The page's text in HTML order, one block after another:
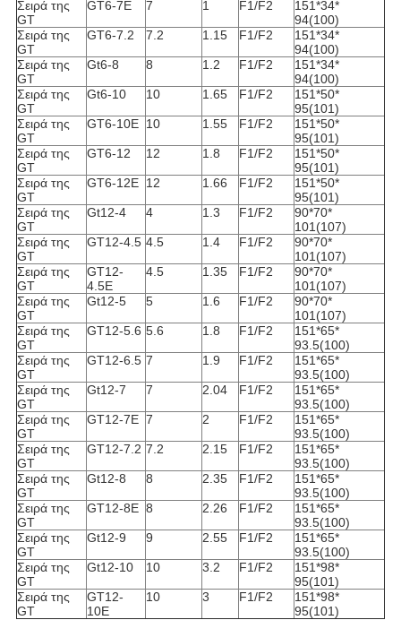
Σειρά της
GT
GT6-7E 7 1 F1/F2
151*34*
94(100)
Σειρά της
GT
GT6-7.2 7.2 1.15 F1/F2
151*34*
94(100)
Σειρά της
GT
Gt6-8 8 1.2 F1/F2
151*34*
94(100)
Σειρά της
GT
Gt6-10 10 1.65 F1/F2
151*50*
95(101)
Σειρά της
GT
GT6-10E 10 1.55 F1/F2
151*50*
95(101)
Σειρά της
GT
GT6-12 12 1.8 F1/F2
151*50*
95(101)
Σειρά της
GT
GT6-12E 12 1.66 F1/F2
151*50*
95(101)
Σειρά της
GT
Gt12-4 4 1.3 F1/F2
90*70*
101(107)
Σειρά της
GT
GT12-4.5 4.5 1.4 F1/F2
90*70*
101(107)
Σειρά της
GT
GT12-
4.5E
4.5 1.35 F1/F2
90*70*
101(107)
Σειρά της
GT
Gt12-5 5 1.6 F1/F2
90*70*
101(107)
Σειρά της
GT
GT12-5.6 5.6 1.8 F1/F2
151*65*
93.5(100)
Σειρά της
GT
GT12-6.5 7 1.9 F1/F2
151*65*
93.5(100)
Σειρά της
GT
Gt12-7 7 2.04 F1/F2
151*65*
93.5(100)
Σειρά της
GT
GT12-7E 7 2 F1/F2
151*65*
93.5(100)
Σειρά της
GT
GT12-7.2 7.2 2.15 F1/F2
151*65*
93.5(100)
Σειρά της
GT
Gt12-8 8 2.35 F1/F2
151*65*
93.5(100)
Σειρά της
GT
GT12-8E 8 2.26 F1/F2
151*65*
93.5(100)
Σειρά της
GT
Gt12-9 9 2.55 F1/F2
151*65*
93.5(100)
Σειρά της
GT
Gt12-10 10 3.2 F1/F2
151*98*
95(101)
Σειρά της
GT
GT12-
10E
10 3 F1/F2
151*98*
95(101)